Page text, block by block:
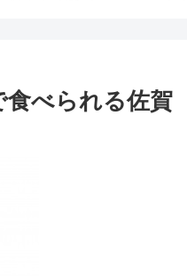
べられる佐賀